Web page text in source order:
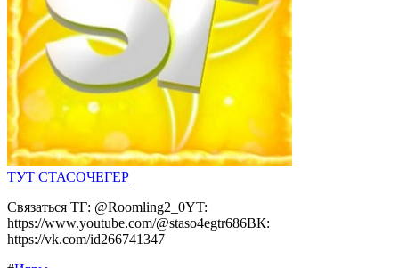
ТУТ СТАСОЧЕГЕР
Связаться ТГ: @Roomling2_0YT:
https://www.youtube.com/@staso4egtr686ВК:
https://vk.com/id266741347